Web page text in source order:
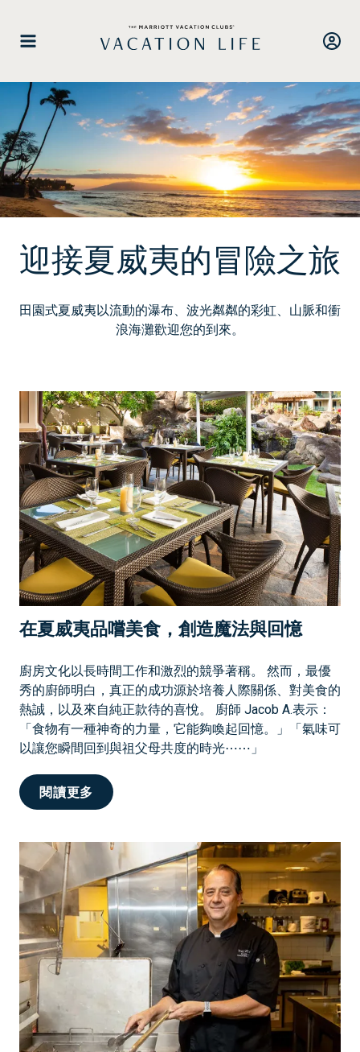
迎接夏威夷的冒險之旅
田園式夏威夷以流動的瀑布、波光粼粼的彩虹、山脈和衝
浪海灘歡迎您的到來。
在夏威夷品嚐美食，創造魔法與回憶
廚房文化以長時間工作和激烈的競爭著稱。 然而，最優
秀的廚師明白，真正的成功源於培養人際關係、對美食的
熱誠，以及來自純正款待的喜悅。 廚師 Jacob A.表示：
「食物有一種神奇的力量，它能夠喚起回憶。」「氣味可
以讓您瞬間回到與祖父母共度的時光⋯⋯」
閱讀更多
夏
嚐
美
食
，
與